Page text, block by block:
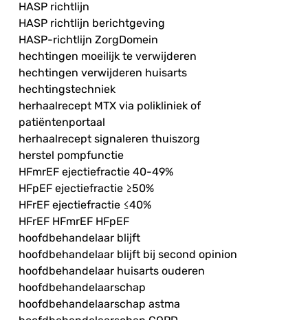
HASP richtlijn
HASP richtlijn berichtgeving
HASP-richtlijn ZorgDomein
hechtingen moeilijk te verwijderen
hechtingen verwijderen huisarts
hechtingstechniek
herhaalrecept MTX via polikliniek of
patiëntenportaal
herhaalrecept signaleren thuiszorg
herstel pompfunctie
HFmrEF ejectiefractie 40-49%
HFpEF ejectiefractie ≥50%
HFrEF ejectiefractie ≤40%
HFrEF HFmrEF HFpEF
hoofdbehandelaar blijft
hoofdbehandelaar blijft bij second opinion
hoofdbehandelaar huisarts ouderen
hoofdbehandelaarschap
hoofdbehandelaarschap astma